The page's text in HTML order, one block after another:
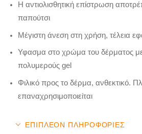
Η αντιολισθητική επίστρωση
παπούτσι
Μέγιστη άνεση στη χρήση, τέλεια
Υφασμα στο χρώμα του δέρματος
πολυμερούς gel
Φιλικό προς το δέρμα, ανθεκτικό.
επαναχρησιμοποιείται
ΕΠΙΠΛΈΟΝ ΠΛΗΡΟΦΟΡΊΕΣ